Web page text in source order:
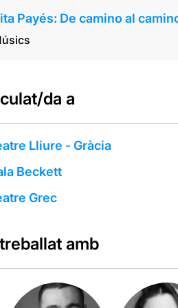
Payés: De camino al
da a
Lliure - Gràcia
Beckett
Grec
amb